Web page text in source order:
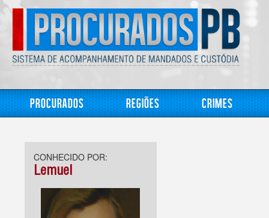
Procurados Regiões Crimes
CONHECIDO POR:
Lemuel